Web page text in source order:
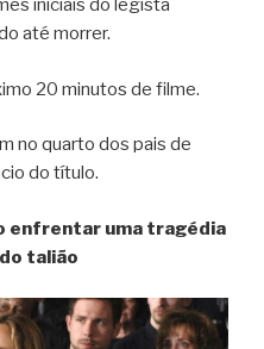
iniciais do legista
até morrer.
20 minutos de filme.
no quarto dos pais de
do título.
enfrentar uma tragédia
talião